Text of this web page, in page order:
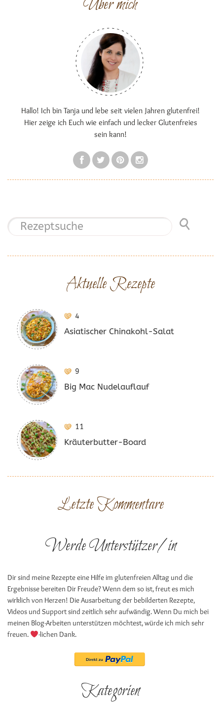
Über mich
Hallo! Ich bin Tanja und lebe seit vielen Jahren glutenfrei!
Hier zeige ich Euch wie einfach und lecker Glutenfreies
sein kann!
Aktuelle Rezepte
4
Asiatischer Chinakohl-Salat
9
Big Mac Nudelauflauf
11
Kräuterbutter-Board
Letzte Kommentare
Werde Unterstützer/in
Dir sind meine Rezepte eine Hilfe im glutenfreien Alltag und die
Ergebnisse bereiten Dir Freude? Wenn dem so ist, freut es mich
wirklich von Herzen! Die Ausarbeitung der bebilderten Rezepte,
Videos und Support sind zeitlich sehr aufwändig. Wenn Du mich bei
meinen Blog-Arbeiten unterstützen möchtest, würde ich mich sehr
freuen.
-lichen Dank.
Kategorien